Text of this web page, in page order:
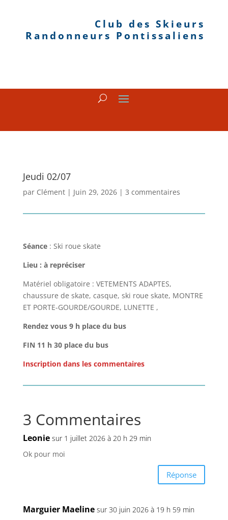
Club des Skieurs
Randonneurs Pontissaliens
Jeudi 02/07
par Clément| Juin 29, 2026| 3 commentaires
Séance : Ski roue skate
Lieu : à repréciser
Matériel obligatoire : VETEMENTS ADAPTES,
chaussure de skate, casque, ski roue skate, MONTRE
ET PORTE-GOURDE/GOURDE, LUNETTE ,
Rendez vous 9 h place du bus
FIN 11 h 30 place du bus
Inscription dans les commentaires
3 Commentaires
Leonie sur 1 juillet 2026 à 20 h 29 min
Ok pour moi
Réponse
Marguier Maeline sur 30 juin 2026 à 19 h 59 min